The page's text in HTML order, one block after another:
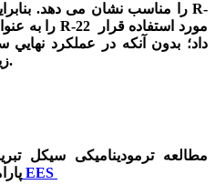
داد؛ بدون آنكه در عملكرد
زيست تأثير نامطلوبي داشته باشد.
نرم افزار EES